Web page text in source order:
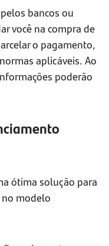
bancos ou
você na compra de
o pagamento,
aplicáveis. Ao
poderão
ótima solução para
modelo